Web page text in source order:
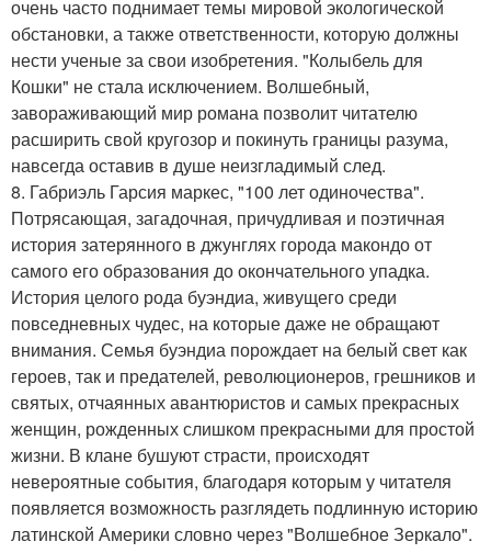
очень часто поднимает темы мировой экологической
обстановки, а также ответственности, которую должны
нести ученые за свои изобретения. "Колыбель для
Кошки" не стала исключением. Волшебный,
завораживающий мир романа позволит читателю
расширить свой кругозор и покинуть границы разума,
навсегда оставив в душе неизгладимый след.
8. Габриэль Гарсия маркес, "100 лет одиночества".
Потрясающая, загадочная, причудливая и поэтичная
история затерянного в джунглях города макондо от
самого его образования до окончательного упадка.
История целого рода буэндиа, живущего среди
повседневных чудес, на которые даже не обращают
внимания. Семья буэндиа порождает на белый свет как
героев, так и предателей, революционеров, грешников и
святых, отчаянных авантюристов и самых прекрасных
женщин, рожденных слишком прекрасными для простой
жизни. В клане бушуют страсти, происходят
невероятные события, благодаря которым у читателя
появляется возможность разглядеть подлинную историю
латинской Америки словно через "Волшебное Зеркало".